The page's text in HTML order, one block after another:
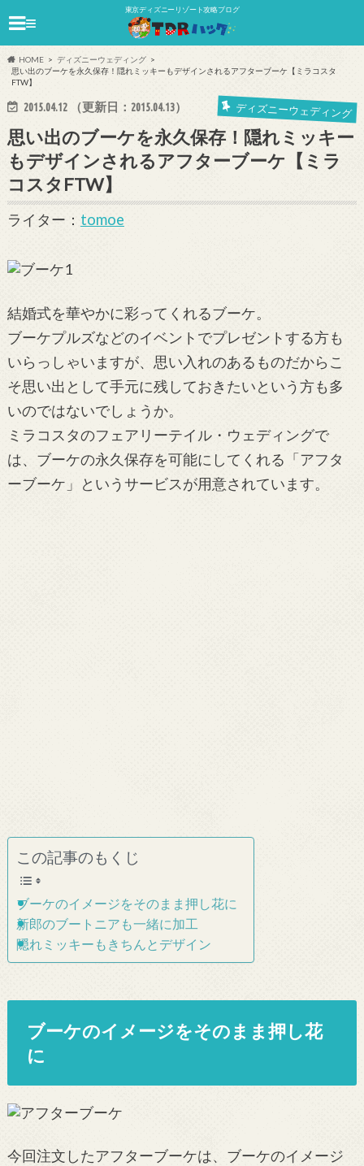
東京ディズニーリゾート攻略ブログ
≡
HOME
ディズニーウェディング
思い出のブーケを永久保存！隠れミッキーもデザインされるアフターブーケ【ミラコスタ
FTW】
2015.04.12（更新日： 2015.04.13） ディズニーウェディング
思い出のブーケを永久保存！隠れミッキー
もデザインされるアフターブーケ【ミラ
コスタFTW】
ライター： tomoe
結婚式を華やかに彩ってくれるブーケ。
ブーケプルズなどのイベントでプレゼントする方も
いらっしゃいますが、思い入れのあるものだからこ
そ思い出として手元に残しておきたいという方も多
いのではないでしょうか。
ミラコスタのフェアリーテイル・ウェディングで
は、ブーケの永久保存を可能にしてくれる「アフタ
ーブーケ」というサービスが用意されています。
この記事のもくじ
ブーケのイメージをそのまま押し花に
新郎のブートニアも一緒に加工
隠れミッキーもきちんとデザイン
ブーケのイメージをそのまま押し花
に
今回注文したアフターブーケは、ブーケのイメージ